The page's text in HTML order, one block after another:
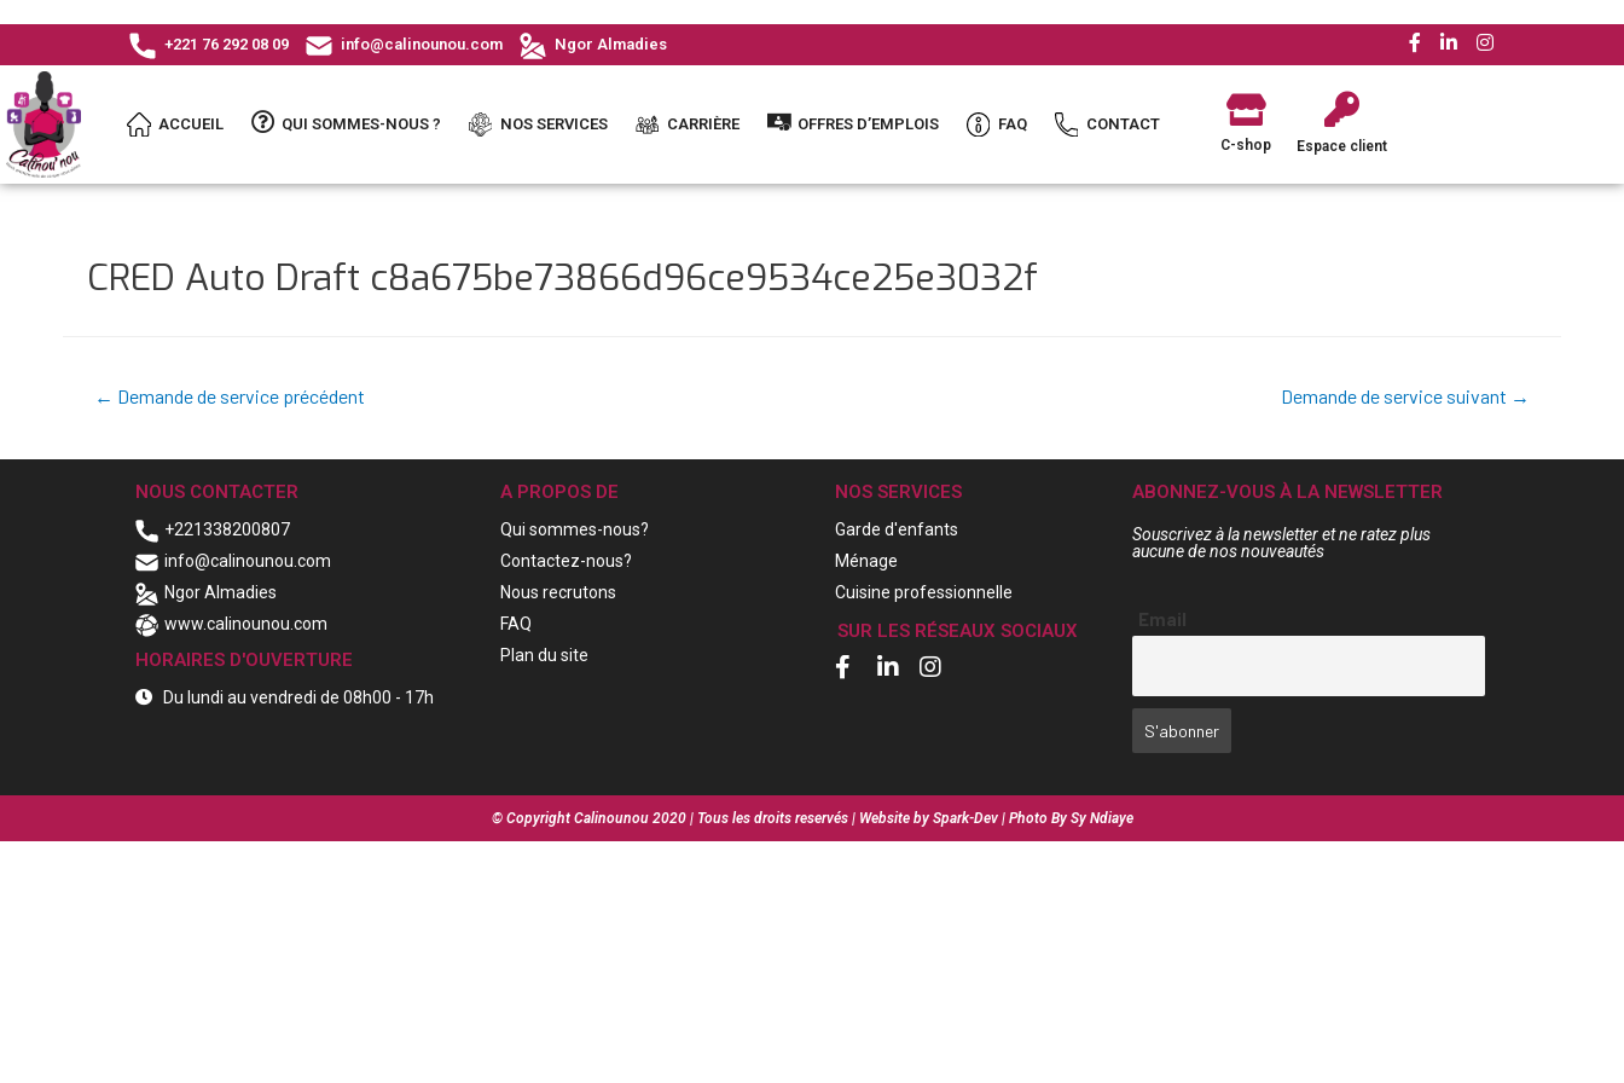
+221 76 292 08 09 info@calinounou.com Ngor Almadies
ACCUEIL QUI SOMMES-NOUS ? NOS SERVICES CARRIÈRE OFFRES D’EMPLOIS FAQ CONTACT
C-shop Espace client
CRED Auto Draft c8a675be73866d96ce9534ce25e3032f
← Demande de service précédent Demande de service suivant →
NOUS CONTACTER
+221338200807
info@calinounou.com
Ngor Almadies
www.calinounou.com
HORAIRES D'OUVERTURE
Du lundi au vendredi de 08h00 - 17h
A PROPOS DE
Qui sommes-nous?
Contactez-nous?
Nous recrutons
FAQ
Plan du site
NOS SERVICES
Garde d'enfants
Ménage
Cuisine professionnelle
SUR LES RÉSEAUX SOCIAUX
ABONNEZ-VOUS À LA NEWSLETTER
Souscrivez à la newsletter et ne ratez plus
aucune de nos nouveautés
Email
© Copyright Calinounou 2020 | Tous les droits reservés | Website by Spark-Dev | Photo By Sy Ndiaye